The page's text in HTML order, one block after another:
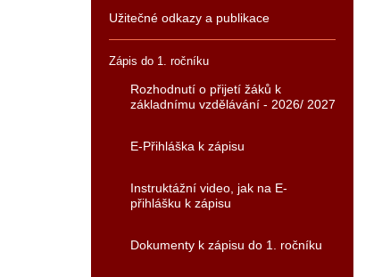
Užitečné odkazy a publikace
Zápis do 1. ročníku
Rozhodnutí o přijetí žáků k
základnímu vzdělávání - 2026/ 2027
E-Přihláška k zápisu
Instruktážní video, jak na E-
přihlášku k zápisu
Dokumenty k zápisu do 1. ročníku